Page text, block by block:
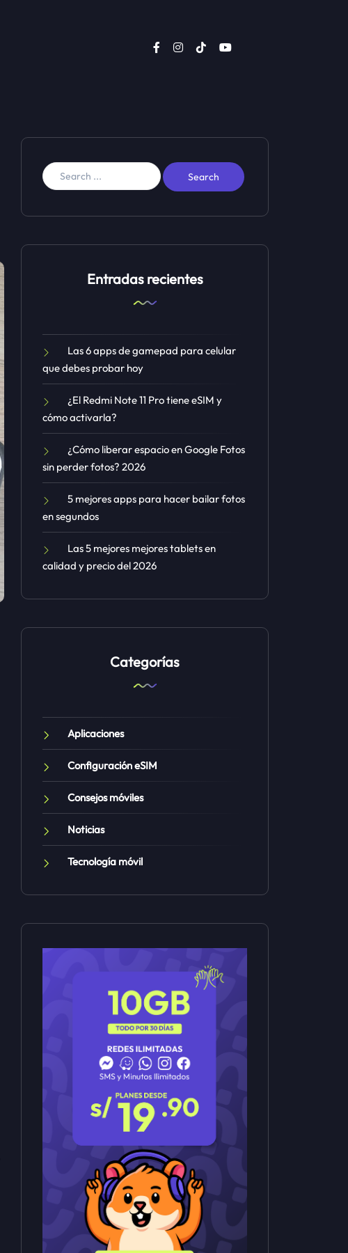
Entradas recientes
Las 6 apps de gamepad para celular
que debes probar hoy
¿El Redmi Note 11 Pro tiene eSIM y
cómo activarla?
¿Cómo liberar espacio en Google Fotos
sin perder fotos? 2026
5 mejores apps para hacer bailar fotos
en segundos
Las 5 mejores mejores tablets en
calidad y precio del 2026
Categorías
Aplicaciones
Configuración eSIM
Consejos móviles
Noticias
Tecnología móvil